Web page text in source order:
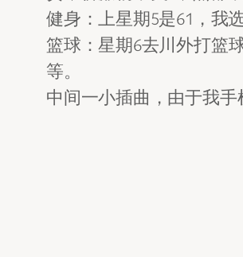
健身：上星期5是61，我
篮球：星期6去川外打篮
等。
中间一小插曲，由于我手